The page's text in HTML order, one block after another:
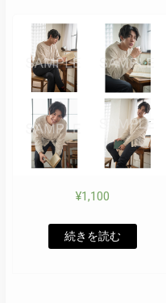
¥1,100
続きを読む